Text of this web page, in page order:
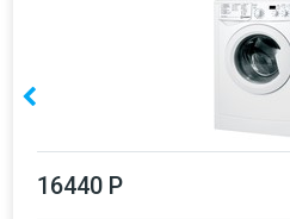
16440 Р